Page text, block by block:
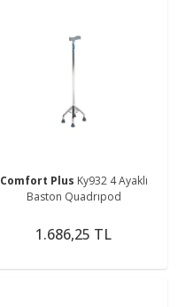
Comfort Plus Ky932 4 Ayaklı
Baston Quadrıpod
1.686,25 TL